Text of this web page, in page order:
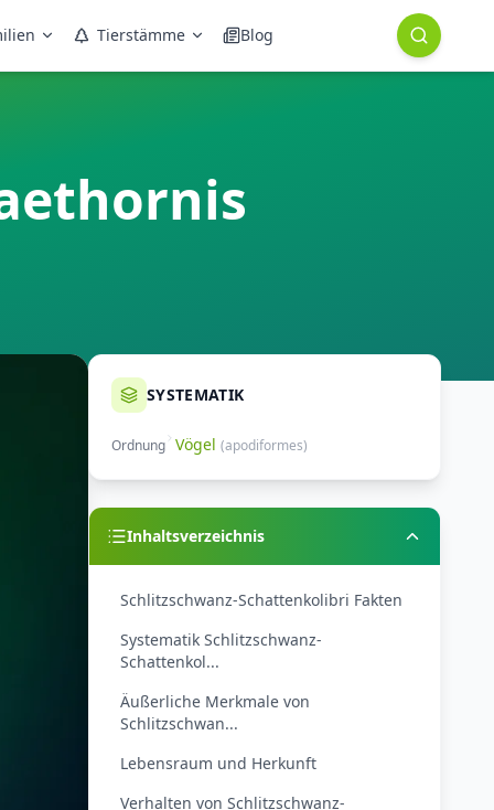
Tierstämme Blog
SYSTEMATIK
Ordnung Vögel (apodiformes)
Inhaltsverzeichnis
Schlitzschwanz-Schattenkolibri Fakten
Systematik Schlitzschwanz-
Schattenkol...
Äußerliche Merkmale von
Schlitzschwan...
Lebensraum und Herkunft
Verhalten von Schlitzschwanz-